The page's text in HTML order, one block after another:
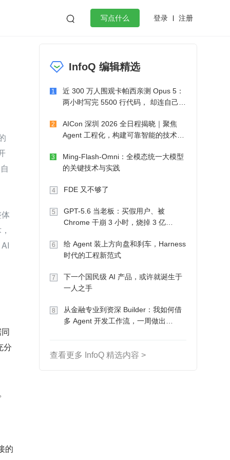
 写点什么 登录 注册
微服务架构 flutter
分
的
InfoQ 编辑精选
1
近 300 万人围观卡帕西亲测 Opus 5：
两小时写完 5500 行代码， 却连自己写
2
AICon 深圳 2026 全日程揭晓｜聚焦
Agent 工程化，构建可靠智能的技术路
3
Ming-Flash-Omni：全模态统一大模型
的关键技术与实践
4 FDE 又不够了
5
GPT-5.6 当老板：买假用户、被
Chrome 干崩 3 小时，烧掉 3 亿
6
给 Agent 装上方向盘和刹车，Harness
时代的工程新范式
7
下一个国民级 AI 产品，或许就诞生于
一人之手
8
从金融专业到资深 Builder：我如何借
多 Agent 开发工作流，一周做出
查看更多 InfoQ 精选内容 >